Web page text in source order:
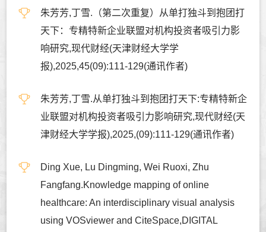
朱芳芳,丁雪.（第二次重复）从单打独斗到抱团打
天下：专精特新企业联盟对机构投资者吸引力影
响研究,现代财经(天津财经大学学
报),2025,45(09):111-129(通讯作者)
朱芳芳,丁雪.从单打独斗到抱团打天下:专精特新企
业联盟对机构投资者吸引力影响研究,现代财经(天
津财经大学学报),2025,(09):111-129(通讯作者)
Ding Xue, Lu Dingming, Wei Ruoxi, Zhu
Fangfang.Knowledge mapping of online
healthcare: An interdisciplinary visual analysis
using VOSviewer and CiteSpace,DIGITAL